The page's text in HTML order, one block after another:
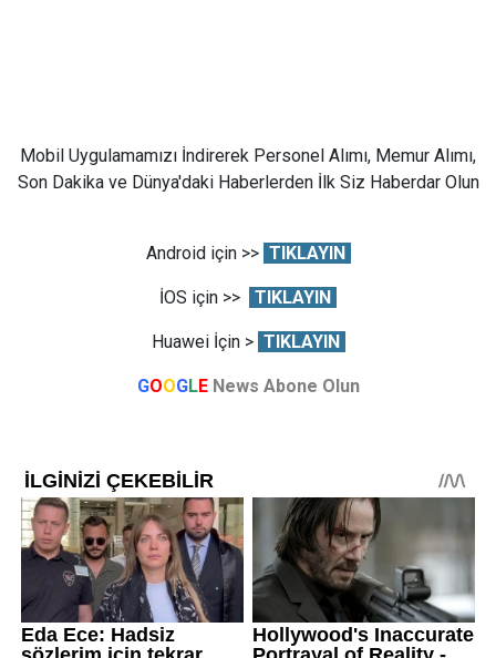
Mobil Uygulamamızı İndirerek Personel Alımı, Memur Alımı,
Son Dakika ve Dünya'daki Haberlerden İlk Siz Haberdar Olun
Android için >> TIKLAYIN
İOS için >> TIKLAYIN
Huawei İçin > TIKLAYIN
GOOGLE News Abone Olun